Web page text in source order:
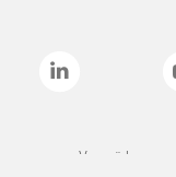
Varumärken